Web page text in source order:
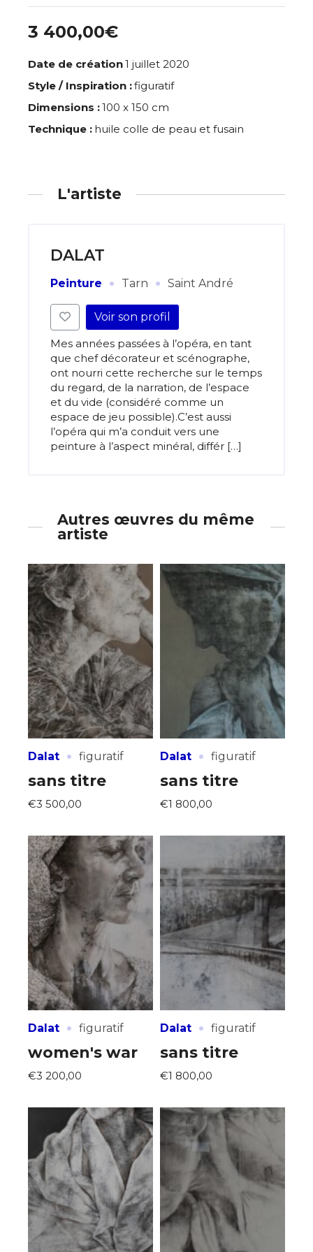
3 400,00€
Date de création1 juillet 2020
Style / Inspiration :figuratif
Dimensions :100 x 150 cm
Technique : huile colle de peau et fusain
L'artiste
DALAT
Peinture · Tarn · Saint André
Voir son profil
Mes années passées à l’opéra, en tant
que chef décorateur et scénographe,
ont nourri cette recherche sur le temps
du regard, de la narration, de l’espace
et du vide (considéré comme un
espace de jeu possible).C’est aussi
l’opéra qui m’a conduit vers une
peinture à l’aspect minéral, différ […]
Autres œuvres du même
artiste
Dalat · figuratif
sans titre
€3 500,00
Dalat · figuratif
sans titre
€1 800,00
Dalat · figuratif
women's war
€3 200,00
Dalat · figuratif
sans titre
€1 800,00